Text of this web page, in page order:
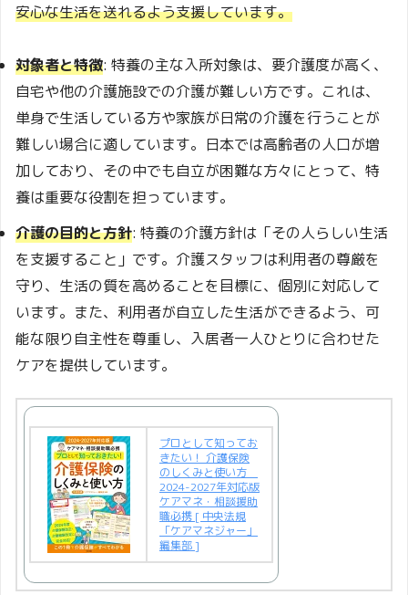
安心な生活を送れるよう支援しています。
対象者と特徴: 特養の主な入所対象は、要介護度が高く、
自宅や他の介護施設での介護が難しい方です。これは、
単身で生活している方や家族が日常の介護を行うことが
難しい場合に適しています。日本では高齢者の人口が増
加しており、その中でも自立が困難な方々にとって、特
養は重要な役割を担っています。
介護の目的と方針: 特養の介護方針は「その人らしい生活
を支援すること」です。介護スタッフは利用者の尊厳を
守り、生活の質を高めることを目標に、個別に対応して
います。また、利用者が自立した生活ができるよう、可
能な限り自主性を尊重し、入居者一人ひとりに合わせた
ケアを提供しています。
プロとして知ってお
きたい！ 介護保険
のしくみと使い方
2024-2027年対応版
ケアマネ・相談援助
職必携 [ 中央法規
「ケアマネジャー」
編集部 ]